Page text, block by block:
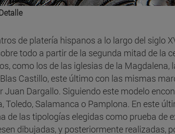
de platería hispanos a lo largo del siglo
todo a partir de la segunda mitad de la
como los de las iglesias de la Magdalena,
Castillo, este último con las mismas
Dargallo. Siguiendo este modelo
Salamanca o Pamplona. En este
de las tipologías elegidas como prueba de
dibujadas, y posteriormente realizadas,